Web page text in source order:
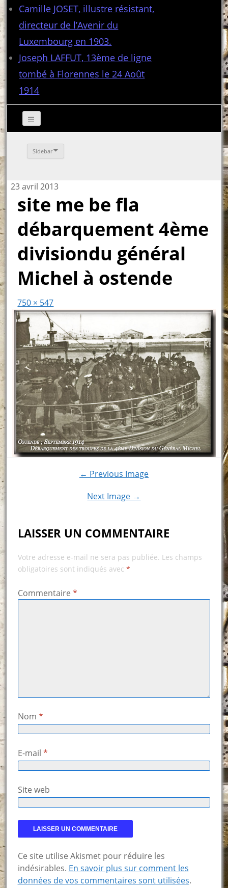
Camille JOSET, illustre résistant,
directeur de l’Avenir du
Luxembourg en 1903.
Joseph LAFFUT, 13ème de ligne
tombé à Florennes le 24 Août
1914
Sidebar
23 avril 2013
site me be fla
débarquement 4ème
divisiondu général
Michel à ostende
750 × 547
← Previous Image
Next Image →
LAISSER UN COMMENTAIRE
Votre adresse e-mail ne sera pas publiée. Les champs
obligatoires sont indiqués avec *
Commentaire *
Nom *
E-mail *
Site web
Ce site utilise Akismet pour réduire les
indésirables. En savoir plus sur comment les
données de vos commentaires sont utilisées.